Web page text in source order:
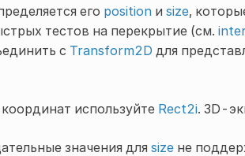
его positionи size,
тестов на перекрытие (см.
с Transform2D для
используйте Rect2i. 3D-
значения для sizeне